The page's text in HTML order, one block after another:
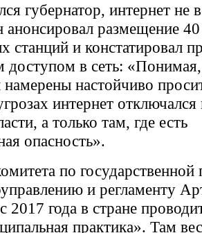
губернатор, интернет не
размещение 40
станций и констатировал
доступом в сеть:
настойчиво
интернет отключался
а только там, где есть
опасность».
по государственной
и регламенту
2017 года в стране
практика». Там